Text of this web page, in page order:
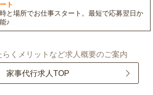
ト
と場所でお仕事スタート。最短で応募翌日か
♪
くメリットなど求人概要のご案内
家事代行求人TOP